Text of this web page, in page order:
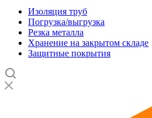
Изоляция труб
Погрузка/выгрузка
Резка металла
Хранение на закрытом складе
Защитные покрытия